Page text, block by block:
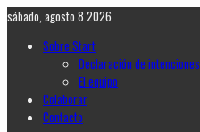
sábado, agosto 8 2026
Sobre Start
Declaración de intenciones
El equipo
Colaborar
Contacto